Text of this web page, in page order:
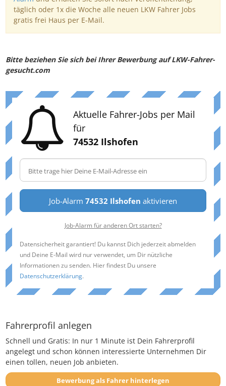
täglich oder 1x die Woche alle neuen LKW Fahrer Jobs
gratis frei Haus per E-Mail.
Bitte beziehen Sie sich bei Ihrer Bewerbung auf LKW-Fahrer-
gesucht.com
Aktuelle Fahrer-Jobs per Mail
für
74532 Ilshofen
Job-Alarm 74532 Ilshofen aktivieren
Job-Alarm für anderen Ort starten?
Datensicherheit garantiert! Du kannst Dich jederzeit abmelden
und Deine E-Mail wird nur verwendet, um Dir nützliche
Informationen zu senden. Hier findest Du unsere
Datenschutzerklärung.
Fahrerprofil anlegen
Schnell und Gratis: In nur 1 Minute ist Dein Fahrerprofil
angelegt und schon können interessierte Unternehmen Dir
einen tollen, neuen Job anbieten.
Bewerbung als Fahrer hinterlegen